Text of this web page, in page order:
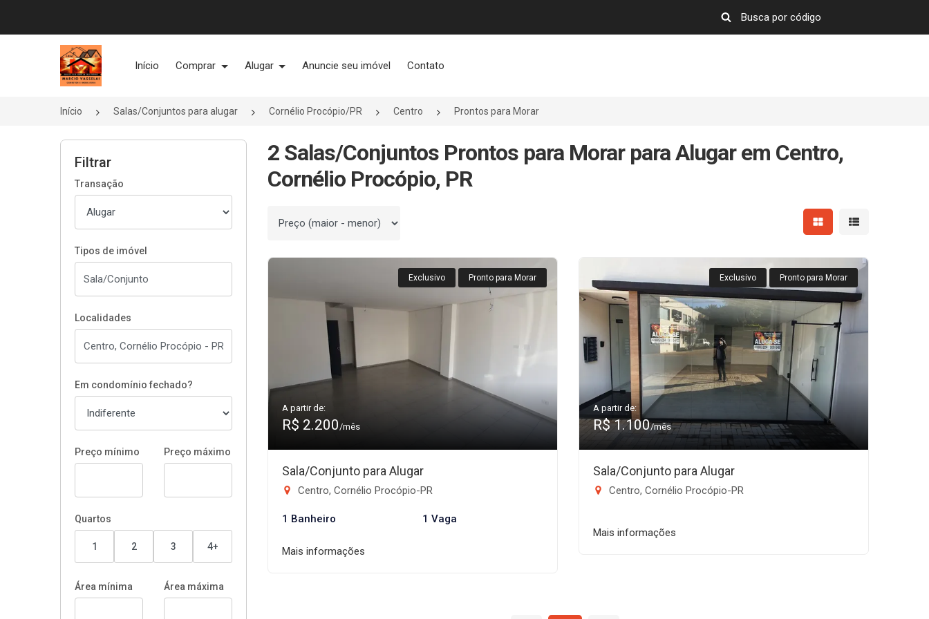
Página inicial
Início Comprar Alugar Anuncie seu imóvel Contato
Início Salas/Conjuntos para alugar Cornélio Procópio/PR Centro Prontos para Morar
Filtrar
Transação
Tipos de imóvel
Localidades
Em condomínio fechado?
Preço mínimo Preço máximo
Quartos
1 2 3 4+
Área mínima Área máxima
2 Salas/Conjuntos Prontos para Morar para Alugar em Centro,
Cornélio Procópio, PR
Ordenar por Mostrar resultados em
Mostrar
Exclusivo Pronto para Morar
A partir de:
R$ 2.200/mês
Sala/Conjunto para Alugar
Centro, Cornélio Procópio-PR
1 Banheiro 1 Vaga
Mais informações
Exclusivo Pronto para Morar
A partir de:
R$ 1.100/mês
Sala/Conjunto para Alugar
Centro, Cornélio Procópio-PR
Mais informações